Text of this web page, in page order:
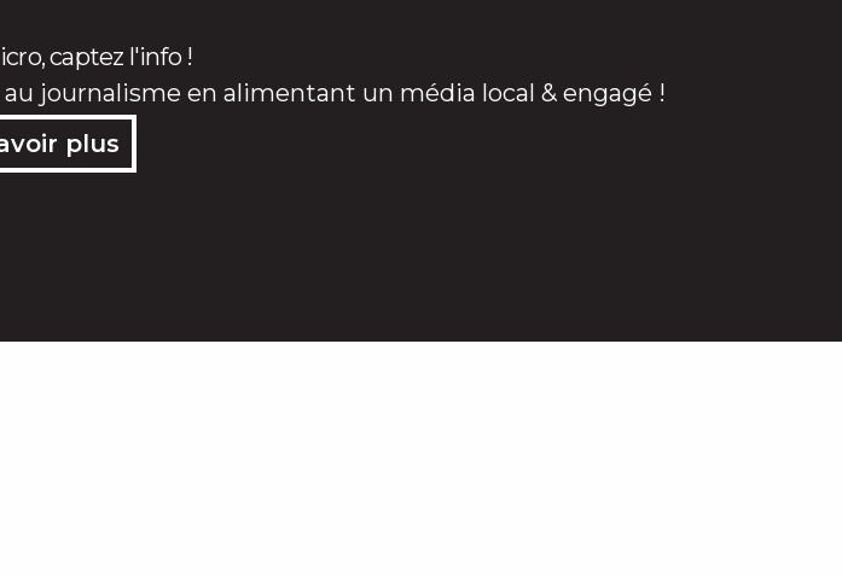
captez l'info !
journalisme en alimentant un média local & engagé !
plus